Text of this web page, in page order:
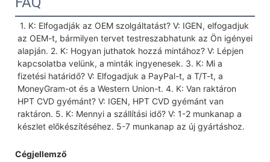
az OEM-t, bármilyen tervet testreszabhatunk az Ön igényei
alapján. 2. K: Hogyan juthatok hozzá mintához? V: Lépjen
kapcsolatba velünk, a minták ingyenesek. 3. K: Mi a
fizetési határidő? V: Elfogadjuk a PayPal-t, a T/T-t, a
MoneyGram-ot és a Western Union-t. 4. K: Van raktáron
HPT CVD gyémánt? V: IGEN, HPT CVD gyémánt van
raktáron. 5. K: Mennyi a szállítási idő? V: 1-2 munkanap a
készlet előkészítéséhez. 5-7 munkanap az új gyártáshoz.
Cégjellemző